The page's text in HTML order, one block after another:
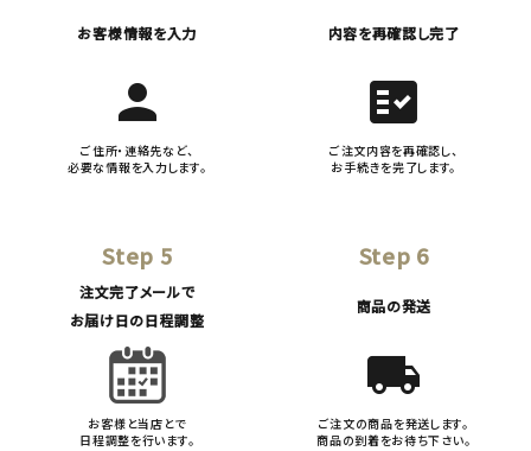
お客様情報を入力
person
ご住所・連絡先など、
必要な情報を入力します。
内容を再確認し完了
fact_check
ご注文内容を再確認し、
お手続きを完了します。
Step 5
注文完了メールで
お届け日の日程調整
お客様と当店とで
日程調整を行います。
Step 6
商品の発送
local_shipping
ご注文の商品を発送します。
商品の到着をお待ち下さい。